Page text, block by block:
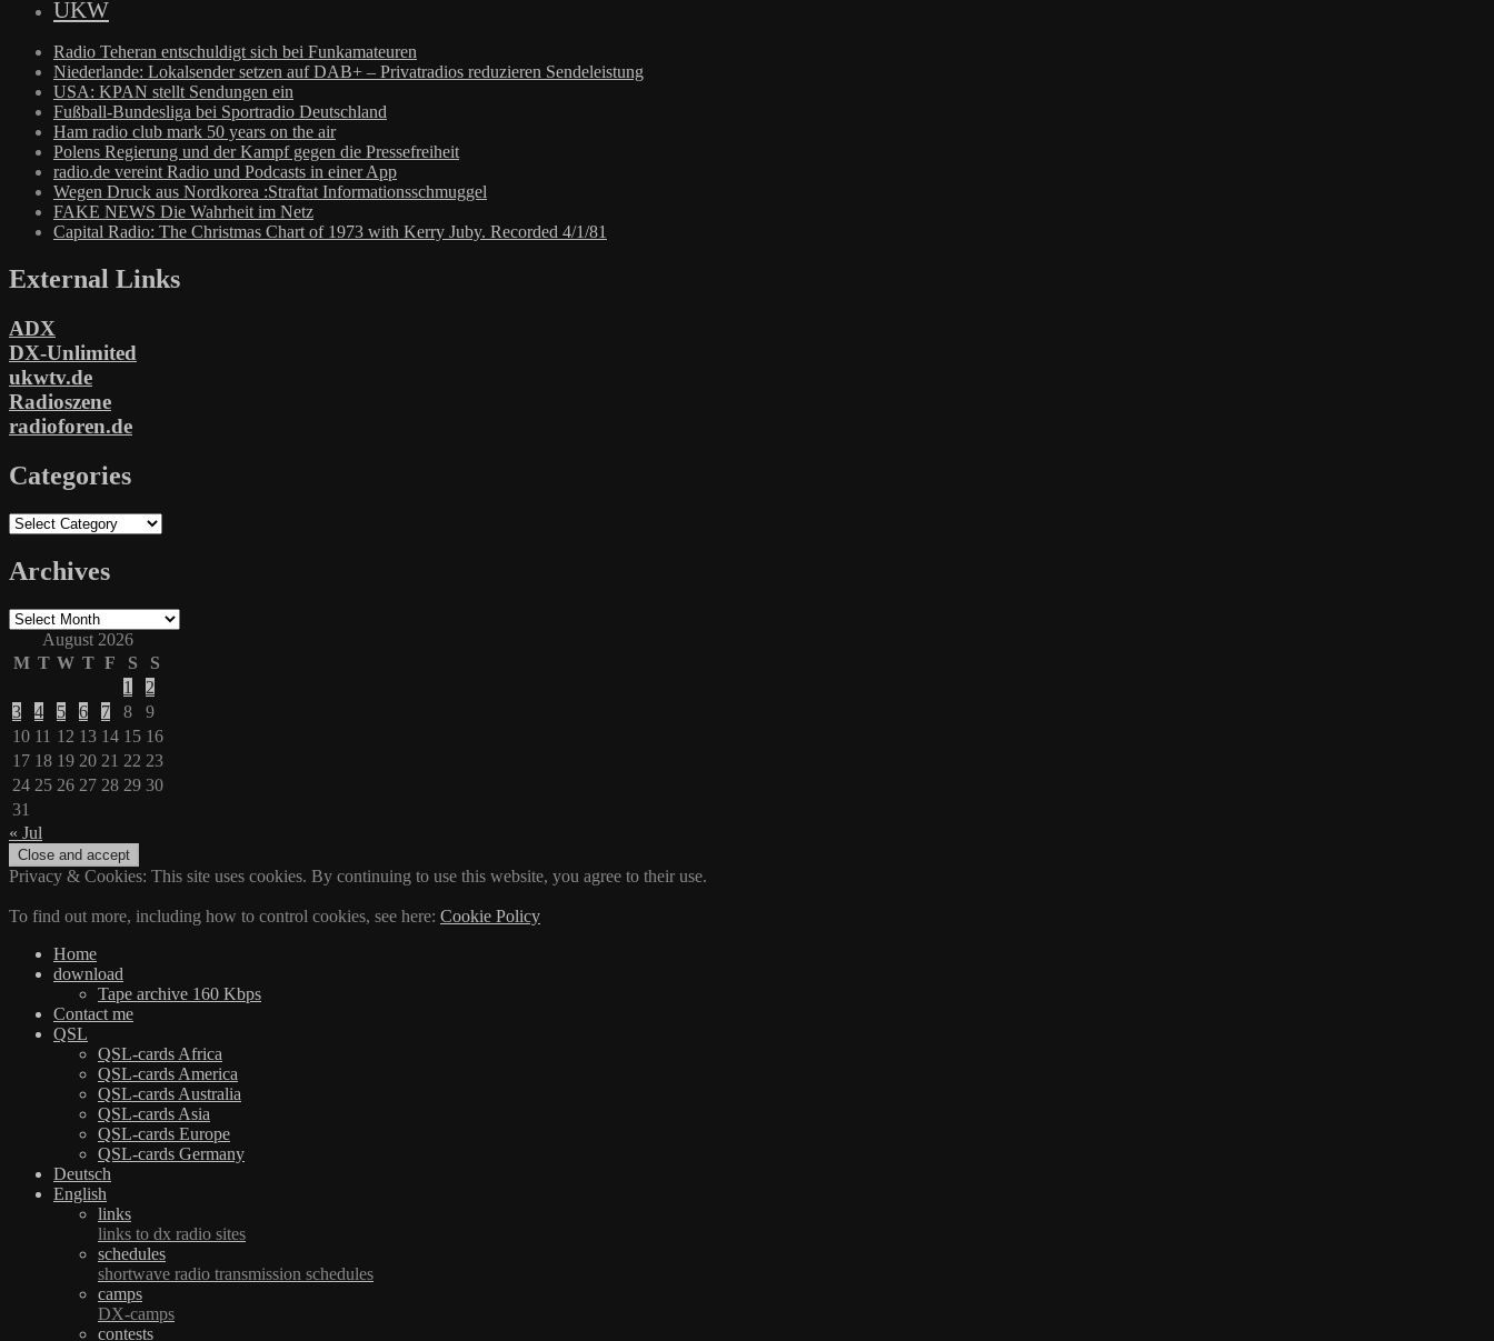
UKW
Radio Teheran entschuldigt sich bei Funkamateuren
Niederlande: Lokalsender setzen auf DAB+ – Privatradios reduzieren Sendeleistung
USA: KPAN stellt Sendungen ein
Fußball-Bundesliga bei Sportradio Deutschland
Ham radio club mark 50 years on the air
Polens Regierung und der Kampf gegen die Pressefreiheit
radio.de vereint Radio und Podcasts in einer App
Wegen Druck aus Nordkorea :Straftat Informationsschmuggel
FAKE NEWS Die Wahrheit im Netz
Capital Radio: The Christmas Chart of 1973 with Kerry Juby. Recorded 4/1/81
External Links
ADX
DX-Unlimited
ukwtv.de
Radioszene
radioforen.de
Categories
Categories
Archives
Archives
August 2026
M T W T F S
S
1
2
3
4 5 6 7 8
9
10 11 12 13 14 15 16
17 18 19 20 21 22 23
24 25 26 27 28 29 30
31
« Jul
Privacy & Cookies: This site uses cookies. By continuing to use this website, you agree to their use.
To find out more, including how to control cookies, see here: Cookie Policy
Home
download
Tape archive 160 Kbps
Contact me
QSL
QSL-cards Africa
QSL-cards America
QSL-cards Australia
QSL-cards Asia
QSL-cards Europe
QSL-cards Germany
Deutsch
English
links
links to dx radio sites
schedules
shortwave radio transmission schedules
camps
DX-camps
contests